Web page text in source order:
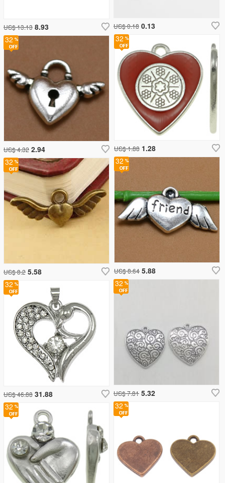
32
US$ 1.88 1.28
US$ 0.18 0.13
US$ 13.13 8.93
32
US$ 4.32 2.94
32
US$ 8.64 5.88
32
US$ 8.2 5.58
32
US$ 46.88 31.88
32
32
US$ 7.81 5.32
32